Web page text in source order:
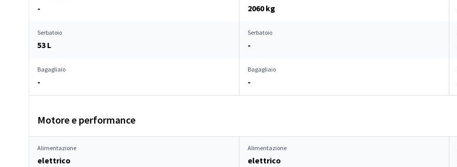
- 2060 kg
Serbatoio
53 L
Serbatoio
-
Bagagliaio
-
Bagagliaio
-
Motore e performance
Alimentazione
elettrico
Alimentazione
elettrico